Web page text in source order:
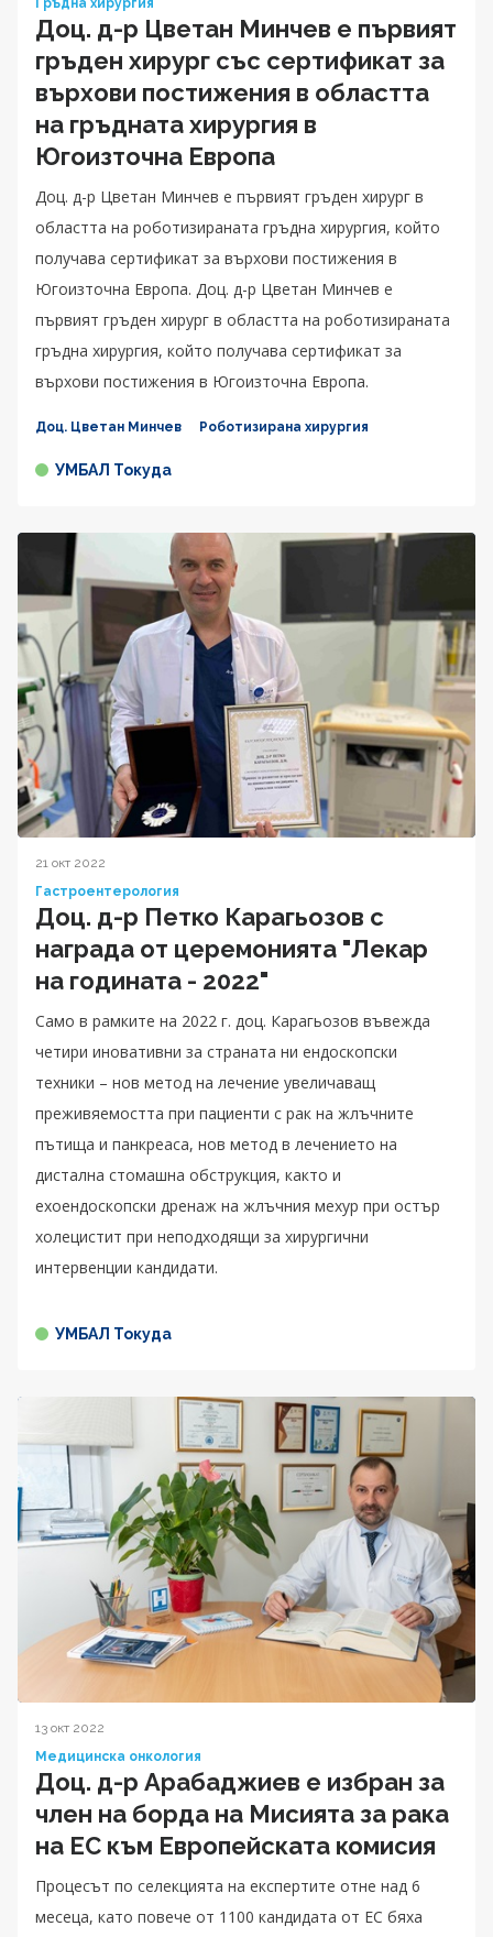
Гръдна хирургия
Доц. д-р Цветан Минчев е първият
гръден хирург със сертификат за
върхови постижения в областта
на гръдната хирургия в
Югоизточна Европа
Доц. д-р Цветан Минчев е първият гръден хирург в
областта на роботизираната гръдна хирургия, който
получава сертификат за върхови постижения в
Югоизточна Европа. Доц. д-р Цветан Минчев е
първият гръден хирург в областта на роботизираната
гръдна хирургия, който получава сертификат за
върхови постижения в Югоизточна Европа.
Доц. Цветан Минчев Роботизирана хирургия
УМБАЛ Токуда
21 окт 2022
Гастроентерология
Доц. д-р Петко Карагьозов с
награда от церемонията "Лекар
на годината - 2022"
Само в рамките на 2022 г. доц. Карагьозов въвежда
четири иновативни за страната ни ендоскопски
техники – нов метод на лечение увеличаващ
преживяемостта при пациенти с рак на жлъчните
пътища и панкреаса, нов метод в лечението на
дистална стомашна обструкция, както и
ехоендоскопски дренаж на жлъчния мехур при остър
холецистит при неподходящи за хирургични
интервенции кандидати.
УМБАЛ Токуда
13 окт 2022
Медицинска онкология
Доц. д-р Арабаджиев е избран за
член на борда на Мисията за рака
на ЕС към Европейската комисия
Процесът по селекцията на експертите отне над 6
месеца, като повече от 1100 кандидата от ЕС бяха